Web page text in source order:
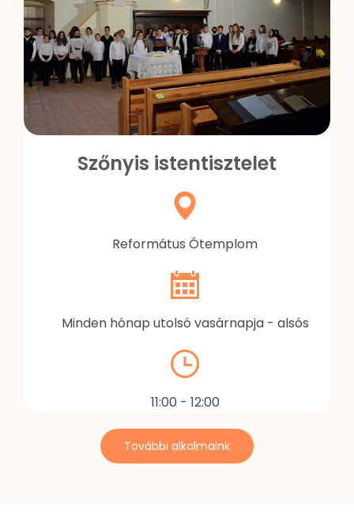
Szőnyis istentisztelet
Református Ótemplom
Minden hónap utolsó vasárnapja - alsós
11:00 - 12:00
További alkalmaink